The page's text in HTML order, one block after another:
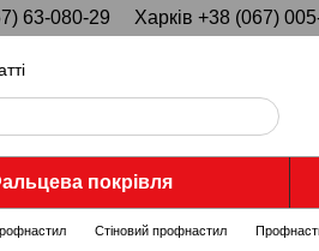
63-080-29 Харків +38 (067)
покрівля
Стіновий профнастил